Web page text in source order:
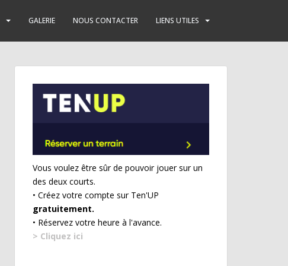
GALERIE NOUS CONTACTER LIENS UTILES
Vous voulez être sûr de pouvoir jouer sur un
des deux courts.
• Créez votre compte sur Ten'UP
gratuitement.
• Réservez votre heure à l'avance.
> Cliquez ici